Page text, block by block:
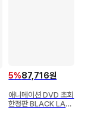
5%87,716원
애니메이션 DVD 초회
한정판 BLACK LAG